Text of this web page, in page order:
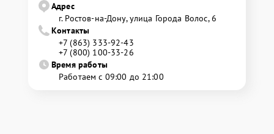
Адрес
г. Ростов-на-Дону, улица Города Волос, 6
Контакты
+7 (863) 333-92-43
+7 (800) 100-33-26
Время работы
Работаем с 09:00 до 21:00